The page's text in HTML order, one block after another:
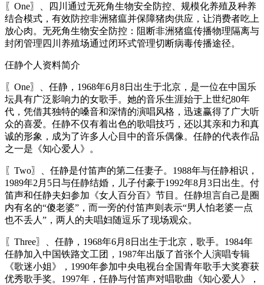
〖One〗、四川通过无死角生物安全防控、规模化养殖及种养
结合模式，有效防控非洲猪瘟并保障猪肉供应，让消费者吃上
放心肉。无死角生物安全防控：阻断非洲猪瘟传播物理隔离与
封闭管理四川养殖场通过闭环式管理切断病毒传播途径。
仼静个人资料简介
〖One〗、任静，1968年6月8日出生于北京，是一位在中国乐
坛具有广泛影响力的女歌手。她的音乐生涯始于上世纪80年
代，凭借其独特的嗓音和深情的演唱风格，迅速赢得了广大听
众的喜爱。任静不仅有着出色的歌唱技巧，还以其亲和力和真
诚的形象，成为了许多人心目中的音乐偶像。任静的代表作品
之一是《知心爱人》。
〖Two〗、任静是付笛声的第二任妻子。1988年与任静相识，
1989年2月5日与任静结婚，儿子付豪于1992年8月3日出生。付
笛声和任静夫妇参加《女人百分百》节目。任静坦言自己是圈
内有名的“傻老婆”，而一旁的付笛声则表示“男人怕老婆一点
也不丢人”，两人的夫唱妇随逗乐了现场观众。
〖Three〗、任静，1968年6月8日出生于北京，歌手。1984年
任静加入中国铁路文工团，1987年出版了首张个人演唱专辑
《歌迷小姐》，1990年参加中央电视台全国青年歌手大奖赛获
优秀歌手奖。1997年，任静与付笛声对唱歌曲《知心爱人》，